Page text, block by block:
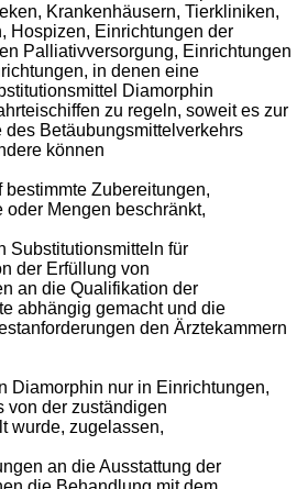
Krankenhäusern, Tierkliniken,
Hospizen, Einrichtungen der
Palliativversorgung, Einrichtungen
in denen eine
Diamorphin
zu regeln, soweit es zur
Betäubungsmittelverkehrs
können
Zubereitungen,
oder Mengen beschränkt,
Substitutionsmitteln für
der Erfüllung von
an die Qualifikation der
abhängig gemacht und die
den Ärztekammern
Diamorphin nur in Einrichtungen,
von der zuständigen
wurde, zugelassen,
an die Ausstattung der